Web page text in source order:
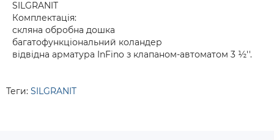
SILGRANIT
Комплектація:
скляна обробна дошка
багатофункціональний коландер
відвідна арматура InFino з клапаном-автоматом 3 ½''.
Теги: SILGRANIT